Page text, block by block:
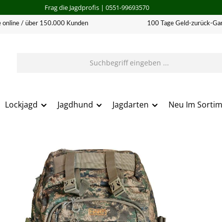
Frag die Jagdprofis| 0551-99693570
online / über 150.000 Kunden 100 Tage Geld-zurück-
Lockjagd Jagdhund Jagdarten Neu Im